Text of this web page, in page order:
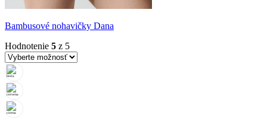
Bambusové nohavičky Dana
Hodnotenie 5 z 5